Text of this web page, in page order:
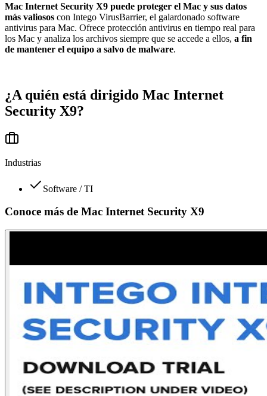
Mac Internet Security X9 puede proteger el Mac y sus datos
más valiosos con Intego VirusBarrier, el galardonado software
antivirus para Mac. Ofrece protección antivirus en tiempo real para
los Mac y analiza los archivos siempre que se accede a ellos, a fin
de mantener el equipo a salvo de malware.
¿A quién está dirigido Mac Internet
Security X9?
Industrias
Software / TI
Conoce más de Mac Internet Security X9